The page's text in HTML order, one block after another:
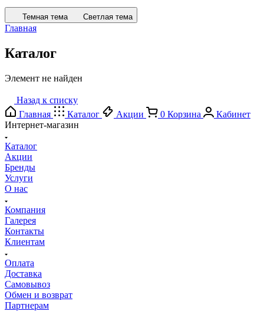
Темная тема Светлая тема
Главная
Каталог
Элемент не найден
Назад к списку
Главная
Каталог Акции 0 Корзина
Кабинет
Интернет-магазин
Каталог
Акции
Бренды
Услуги
О нас
Компания
Галерея
Контакты
Клиентам
Оплата
Доставка
Самовывоз
Обмен и возврат
Партнерам